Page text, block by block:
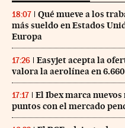
18:07
Qué mueve a los
más sueldo en Estados
Europa
17:26
Easyjet acepta la
valora la aerolínea en
17:17
El Ibex marca
puntos con el mercado